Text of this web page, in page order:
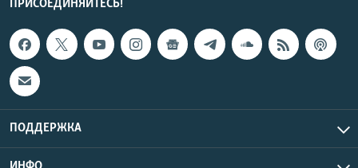
ПРИСОЕДИНЯЙТЕСЬ!
ПОДДЕРЖКА